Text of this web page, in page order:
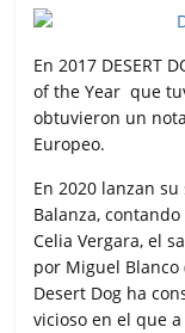
En 2017 DESERT
of the Year que
obtuvieron un
Europeo.
En 2020 lanzan
Balanza,
Celia Vergara, el
por Miguel
Desert Dog ha
vicioso en el que